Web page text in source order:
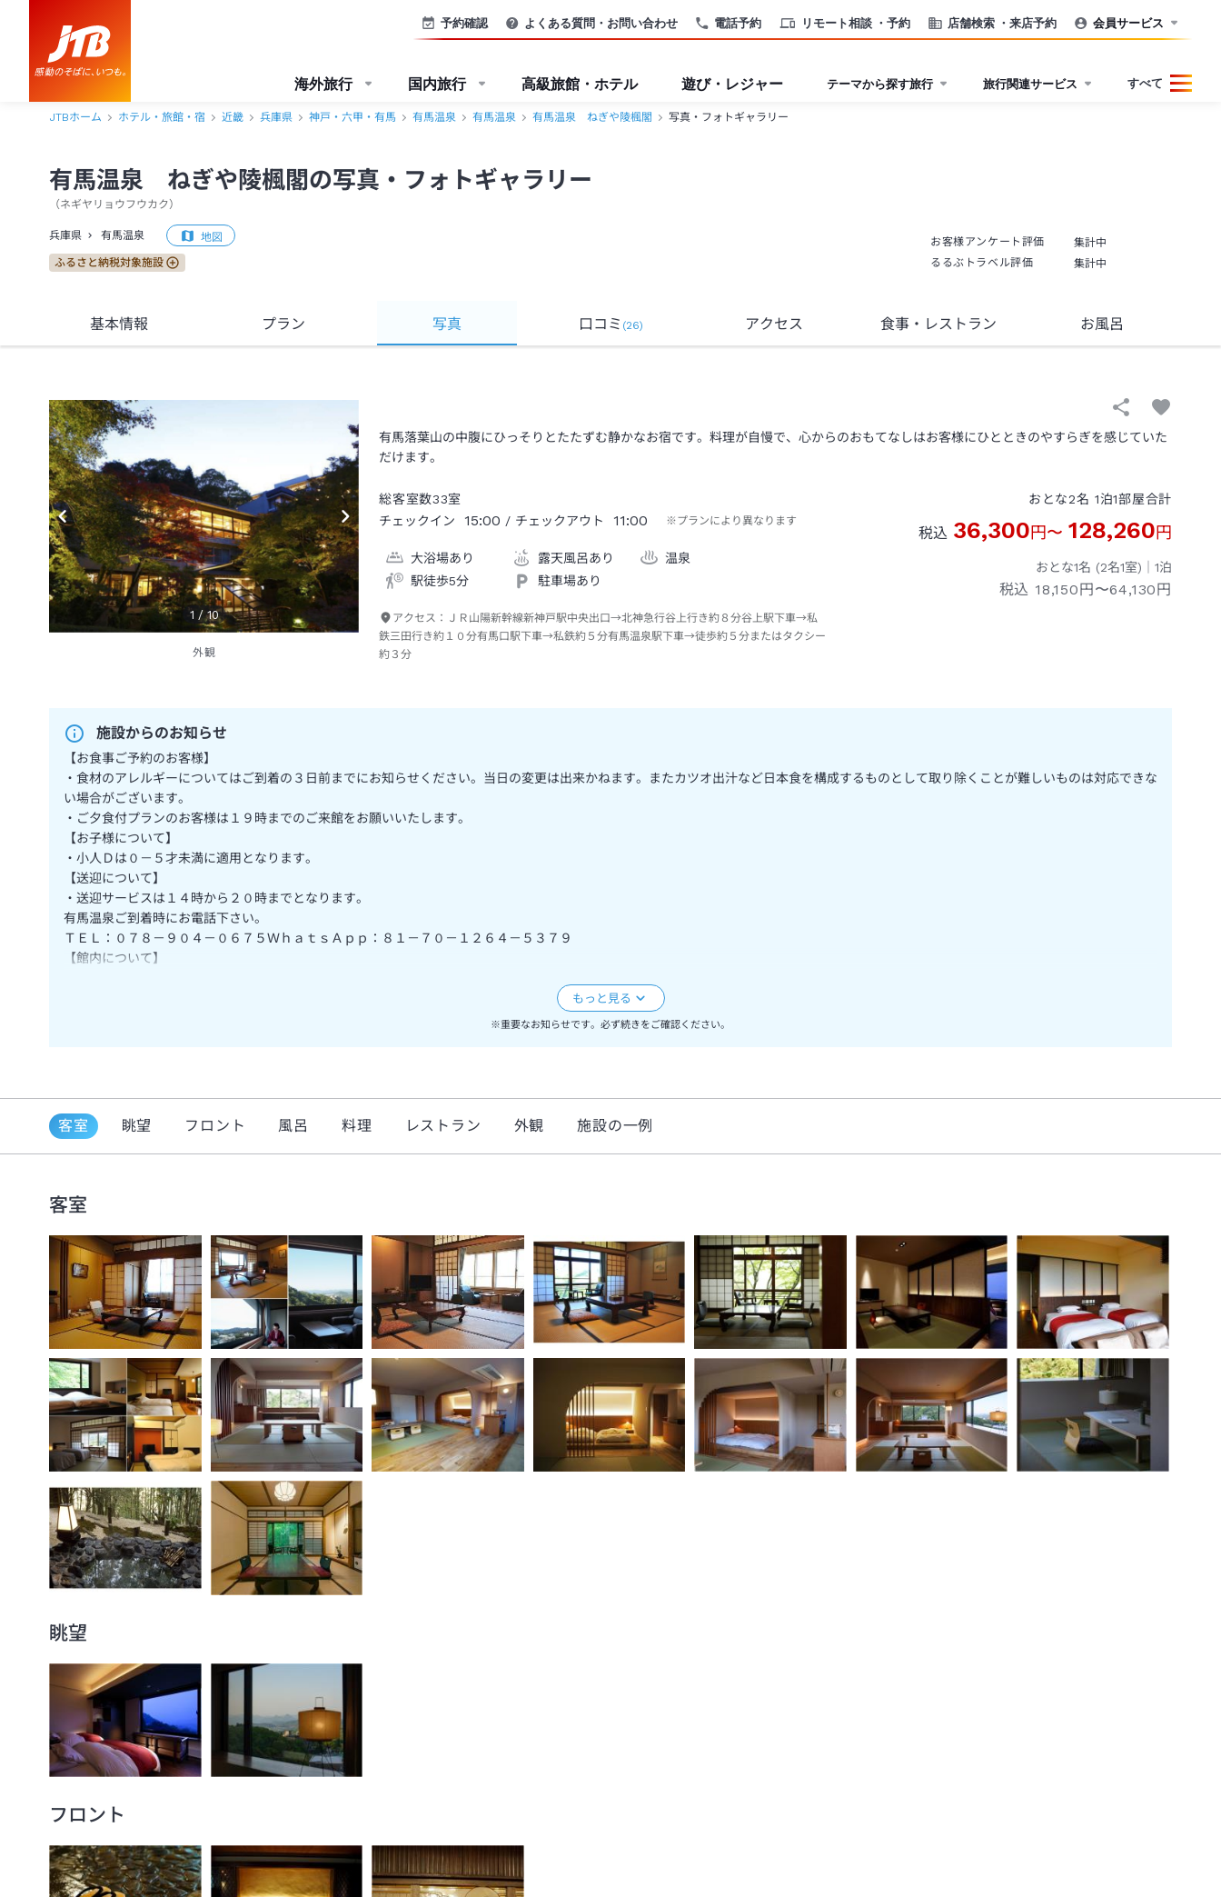
電話予約 リモート相談 ・予約 店舗検索 ・来店予約
予約確認 よくある質問・お問い合わせ 会員サービス
海外旅行 国内旅行 高級旅館・ホテル 遊び・レジャー テーマから探す旅行 旅行関連サービス すべて
JTBホーム ホテル・旅館・宿 近畿 兵庫県 神戸・六甲・有馬 有馬温泉 有馬温泉 有馬温泉 ねぎや陵楓閣 写真・フォトギャラリー
有馬温泉 ねぎや陵楓閣の写真・フォトギャラリー
（ネギヤリョウフウカク）
兵庫県 有馬温泉 地図
ふるさと納税対象施設
お客様アンケート評価
集計中
るるぶトラベル評価
集計中
基本情報 プラン 写真 口コミ (26) アクセス 食事・レストラン お風呂
1 /10
外観
有馬落葉山の中腹にひっそりとたたずむ静かなお宿です。料理が自慢で、心からのおもてなしはお客様にひとときのやすらぎを感じていた
だけます。
総客室数33室
チェックイン
15:00 / チェックアウト 11:00 ※プランにより異なります
大浴場あり 露天風呂あり
温泉
駅徒歩5分
駐車場あり
アクセス： ＪＲ山陽新幹線新神戸駅中央出口→北神急行谷上行き約８分谷上駅下車→私
鉄三田行き約１０分有馬口駅下車→私鉄約５分有馬温泉駅下車→徒歩約５分またはタクシー
約３分
おとな2名 1泊1部屋合計
税込 36,300円〜 128,260円
おとな1名 (2名1室)｜ 1泊
税込 18,150円〜64,130円
施設からのお知らせ
【お食事ご予約のお客様】
・食材のアレルギーについてはご到着の３日前までにお知らせください。当日の変更は出来かねます。またカツオ出汁など日本食を構成するものとして取り除くことが難しいものは対応できな
い場合がございます。
・ご夕食付プランのお客様は１９時までのご来館をお願いいたします。
【お子様について】
・小人Ｄは０－５才未満に適用となります。
【送迎について】
・送迎サービスは１４時から２０時までとなります。
有馬温泉ご到着時にお電話下さい。
ＴＥＬ：０７８－９０４－０６７５ＷｈａｔｓＡｐｐ：８１－７０－１２６４－５３７９
【館内について】
・貸切風呂のお時間のご予約はチェックイン時に先着順にてお伺いさせていただきます。※重要なお知らせです。必ず続きをご確認ください。
客室 眺望 フロント 風呂 料理 レストラン 外観 施設の一例
客室
眺望
フロント